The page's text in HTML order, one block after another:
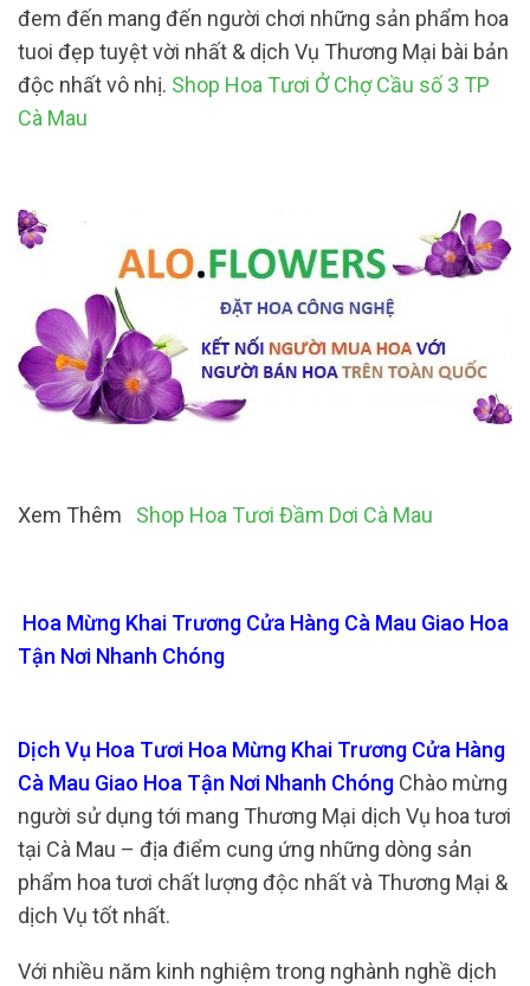
đem đến mang đến người chơi những sản phẩm hoa
tuoi đẹp tuyệt vời nhất & dịch Vụ Thương Mại bài bản
độc nhất vô nhị. Shop Hoa Tươi Ở Chợ Cầu số 3 TP
Cà Mau
Xem Thêm Shop Hoa Tươi Đầm Dơi Cà Mau
Hoa Mừng Khai Trương Cửa Hàng Cà Mau Giao Hoa
Tận Nơi Nhanh Chóng
Dịch Vụ Hoa Tươi Hoa Mừng Khai Trương Cửa Hàng
Cà Mau Giao Hoa Tận Nơi Nhanh Chóng Chào mừng
người sử dụng tới mang Thương Mại dịch Vụ hoa tươi
tại Cà Mau – địa điểm cung ứng những dòng sản
phẩm hoa tươi chất lượng độc nhất và Thương Mại &
dịch Vụ tốt nhất.
Với nhiều năm kinh nghiệm trong nghành nghề dịch